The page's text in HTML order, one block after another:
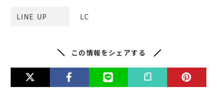
LINE UP LC
この情報をシェアする